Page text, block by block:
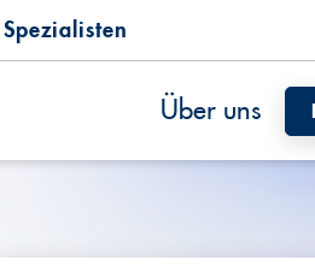
Über uns